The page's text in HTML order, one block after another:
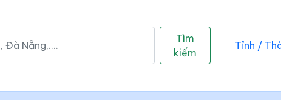
Tìm
kiếm
Tỉnh /